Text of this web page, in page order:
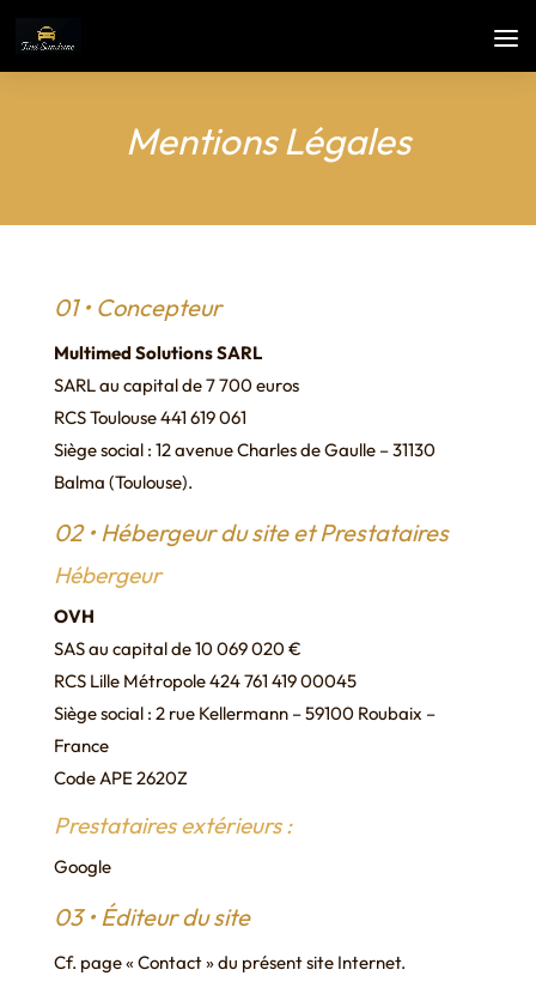
Mentions Légales
01 • Concepteur
Multimed Solutions SARL
SARL au capital de 7 700 euros
RCS Toulouse 441 619 061
Siège social : 12 avenue Charles de Gaulle–31130
Balma (Toulouse).
02 • Hébergeur du site et Prestataires
Hébergeur
OVH
SAS au capital de 10 069 020 €
RCS Lille Métropole 424 761 419 00045
Siège social : 2 rue Kellermann – 59100 Roubaix –
France
Code APE 2620Z
Prestataires extérieurs :
Google
03 • Éditeur du site
Cf. page « Contact » du présent site Internet.